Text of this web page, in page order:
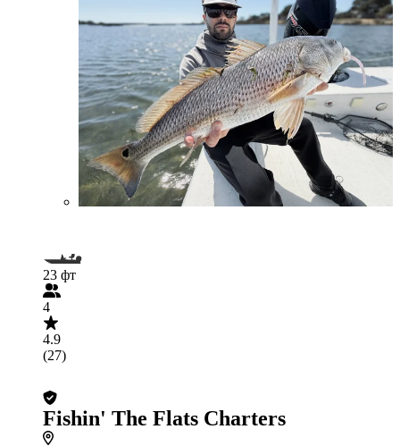
23 фт
4
4.9
(27)
Fishin' The Flats Charters